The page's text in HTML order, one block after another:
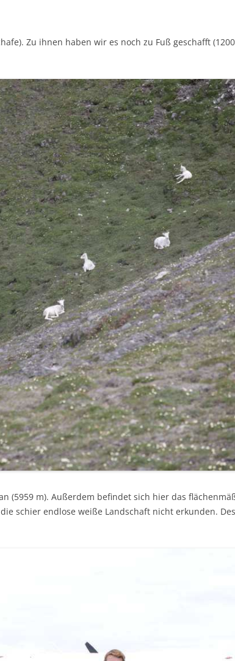
Zu ihnen haben wir es noch zu Fuß geschafft
(5959 m). Außerdem befindet sich hier das
schier endlose weiße Landschaft nicht erkunden.